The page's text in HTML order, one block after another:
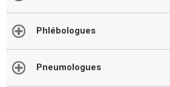
Phlébologues
Pneumologues